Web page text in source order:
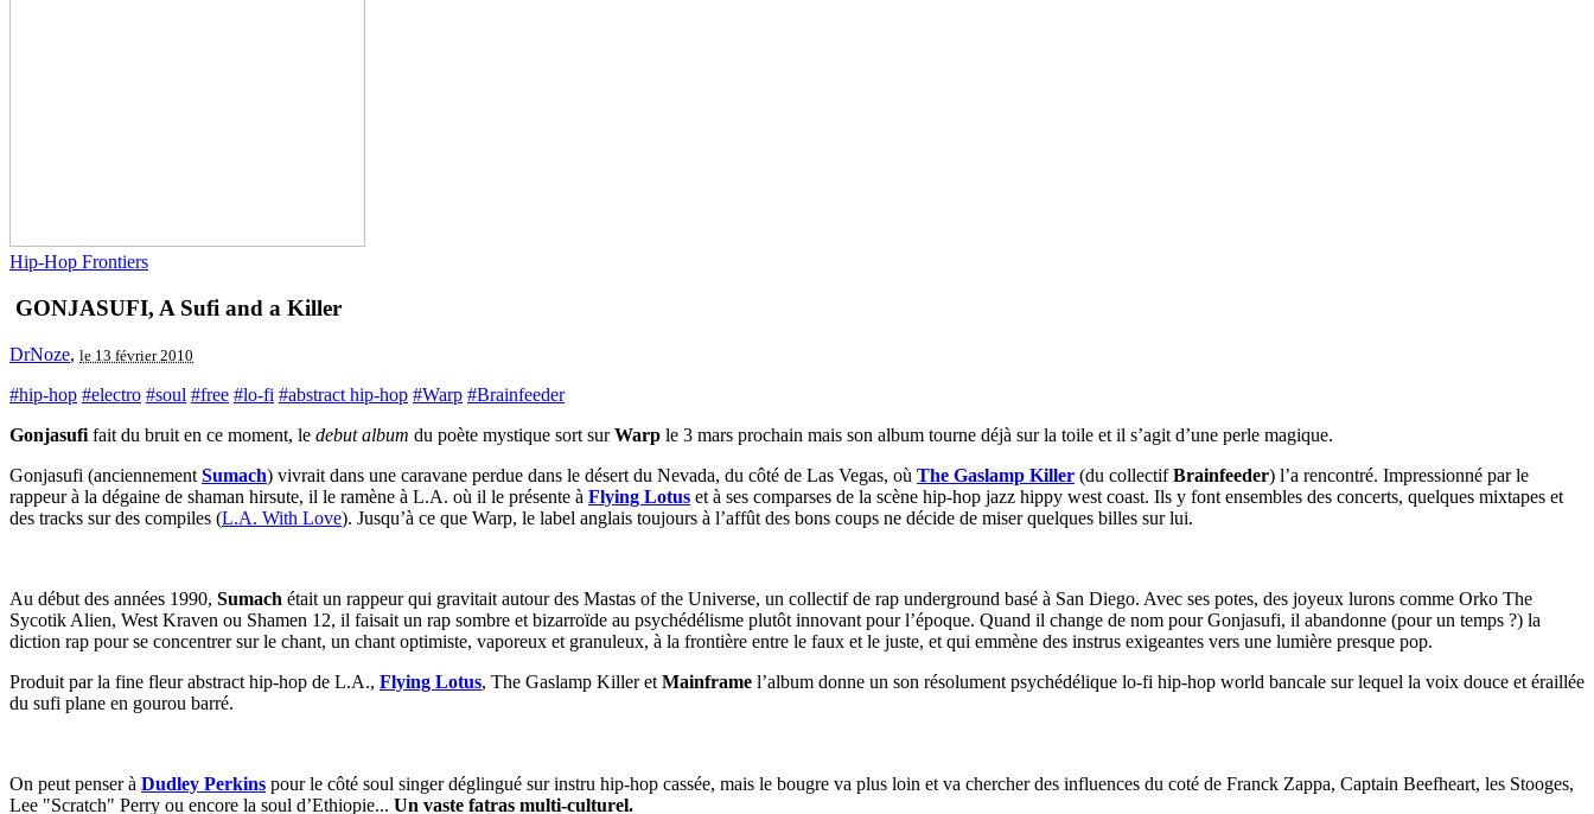
Hip-Hop Frontiers
GONJASUFI, A Sufi and a Killer
DrNoze, le 13 février 2010
#hip-hop #electro #soul #free #lo-fi #abstract hip-hop #Warp #Brainfeeder
Gonjasufi fait du bruit en ce moment, le debut album du poète mystique sort surWarp le 3 mars prochain mais son album tourne déjà sur la toile et il s’agit d’une perle magique.
Gonjasufi (anciennement Sumach) vivrait dans une caravane perdue dans le désert du Nevada, du côté de Las Vegas, où The Gaslamp Killer (du collectifBrainfeeder) l’a rencontré. Impressionné par le
rappeur à la dégaine de shaman hirsute, il le ramène à L.A. où il le présente à Flying Lotus et à ses comparses de la scène hip-hop jazz hippy west coast. Ils y font ensembles des concerts, quelques mixtapes et
des tracks sur des compiles (L.A. With Love). Jusqu’à ce que Warp, le label anglais toujours à l’affût des bons coups ne décide de miser quelques billes sur lui.
Au début des années 1990, Sumach était un rappeur qui gravitait autour des Mastas of the Universe, un collectif de rap underground basé à San Diego. Avec ses potes, des joyeux lurons comme Orko The
Sycotik Alien, West Kraven ou Shamen 12, il faisait un rap sombre et bizarroïde au psychédélisme plutôt innovant pour l’époque. Quand il change de nom pour Gonjasufi, il abandonne (pour un temps ?) la
diction rap pour se concentrer sur le chant, un chant optimiste, vaporeux et granuleux, à la frontière entre le faux et le juste, et qui emmène des instrus exigeantes vers une lumière presque pop.
Produit par la fine fleur abstract hip-hop de L.A., Flying Lotus, The Gaslamp Killer et Mainframe l’album donne un son résolument psychédélique lo-fi hip-hop world bancale sur lequel la voix douce et éraillée
du sufi plane en gourou barré.
On peut penser à Dudley Perkins pour le côté soul singer déglingué sur instru hip-hop cassée, mais le bougre va plus loin et va chercher des influences du coté de Franck Zappa, Captain Beefheart, les Stooges,
Lee "Scratch" Perry ou encore la soul d’Ethiopie... Un vaste fatras multi-culturel.